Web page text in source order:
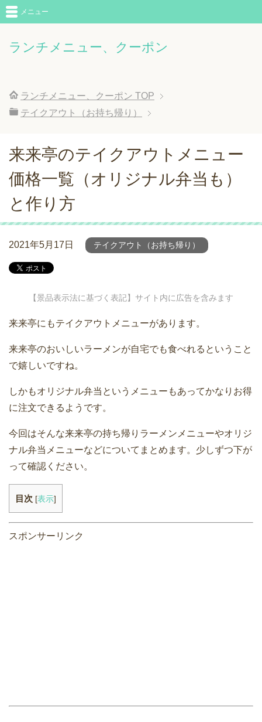
ランチメニュー、クーポン
メニュー
ランチメニュー、クーポン TOP
テイクアウト（お持ち帰り）
来来亭のテイクアウトメニュー
価格一覧（オリジナル弁当も）
と作り方
2021年5月17日 テイクアウト（お持ち帰り）
【景品表示法に基づく表記】サイト内に広告を含みます
来来亭にもテイクアウトメニューがあります。
来来亭のおいしいラーメンが自宅でも食べれるということ
で嬉しいですね。
しかもオリジナル弁当というメニューもあってかなりお得
に注文できるようです。
今回はそんな来来亭の持ち帰りラーメンメニューやオリジ
ナル弁当メニューなどについてまとめます。少しずつ下が
って確認ください。
目次 [表示]
スポンサーリンク